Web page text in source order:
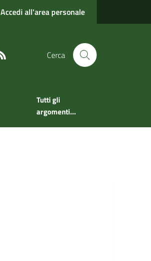
Accedi all'area personale
Cerca
Tutti gli
argomenti...